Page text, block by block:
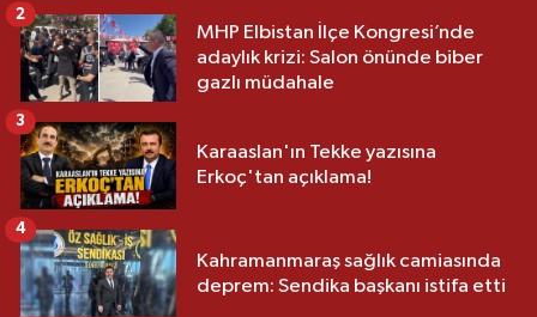
MHP Elbistan İlçe Kongresi’nde
adaylık krizi: Salon önünde biber
gazlı müdahale
2
Karaaslan'ın Tekke yazısına
Erkoç'tan açıklama!
3
Kahramanmaraş sağlık camiasında
deprem: Sendika başkanı istifa etti
4